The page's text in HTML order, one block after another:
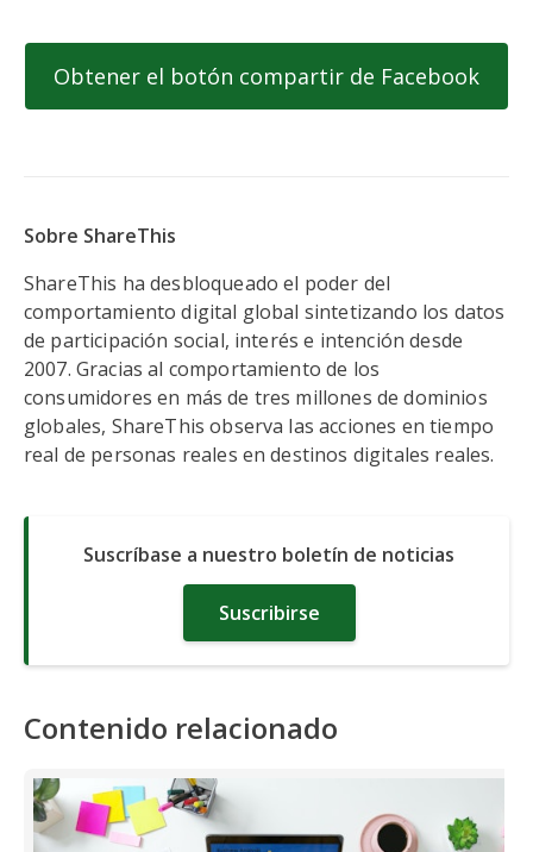
Obtener el botón compartir de Facebook
Sobre ShareThis
ShareThis ha desbloqueado el poder del
comportamiento digital global sintetizando los datos
de participación social, interés e intención desde
2007. Gracias al comportamiento de los
consumidores en más de tres millones de dominios
globales, ShareThis observa las acciones en tiempo
real de personas reales en destinos digitales reales.
Suscríbase a nuestro boletín de noticias
Suscribirse
Contenido relacionado